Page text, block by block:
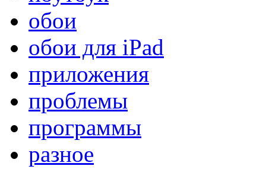
обои
обои для iPad
приложения
проблемы
программы
разное